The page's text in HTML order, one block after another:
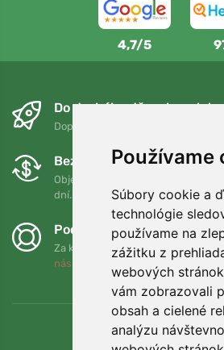
Používame
Súbory cookie a
technológie
používame na
zážitku z
webových
vám zobrazovali
obsah a cielené
analýzu
4,7/5
Do druhého dňa a
Doprava zadarmo pri objednávkach
Bezplatná výmena a
Objednávku môžete kedykoľvek
dní.
Podporujeme Trees.org
Za každú objednávku zasadíme
nás